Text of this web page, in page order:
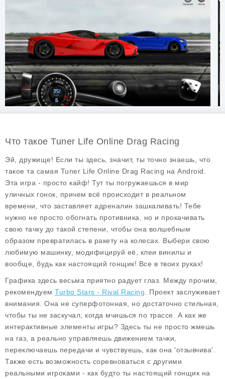
Что такое Tuner Life Online Drag Racing
Эй, дружище! Если ты здесь, значит, ты точно знаешь, что
такое та самая Tuner Life Online Drag Racing на Android.
Эта игра - просто кайф! Тут ты погружаешься в мир
уличных гонок, причем всё происходит в реальном
времени, что заставляет адреналин зашкаливать! Тебе
нужно не просто обогнать противника, но и прокачивать
свою тачку до такой степени, чтобы она волшебным
образом превратилась в ракету на колесах. Выбери свою
любимую машинку, модифицируй её, клеи винилы и
вообще, будь как настоящий гонщик! Все в твоих руках!
Графика здесь весьма приятно радует глаз. Между прочим,
рекомендуем Turbo Stars - Rival Racing . Проект заслуживает
внимания. Она не суперфотонная, но достаточно стильная,
чтобы ты не заскучал, когда мчишься по трассе. А как же
интерактивные элементы игры? Здесь ты не просто жмешь
на газ, а реально управляешь движением тачки,
переключаешь передачи и чувствуешь, как она 'отзывчива'.
Также есть возможность соревноваться с другими
реальными игроками - как будто ты настоящий гонщик на